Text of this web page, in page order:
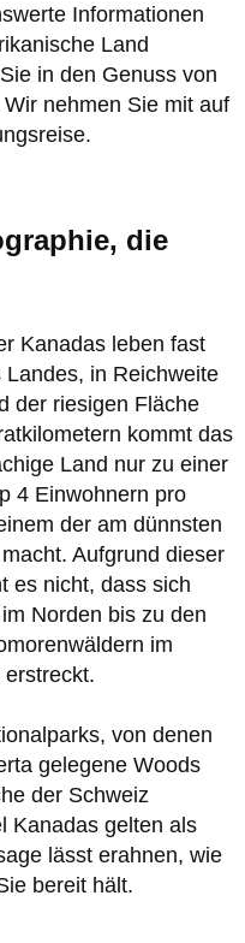
Informationen
Land
in den Genuss von
nehmen Sie mit auf
die
Kanadas leben fast
in Reichweite
der riesigen Fläche
kommt das
Land nur zu einer
4 Einwohnern pro
der am dünnsten
Aufgrund dieser
es nicht, dass sich
Norden bis zu den
im
von denen
gelegene Woods
der Schweiz
Kanadas gelten als
lässt erahnen, wie
bereit hält.